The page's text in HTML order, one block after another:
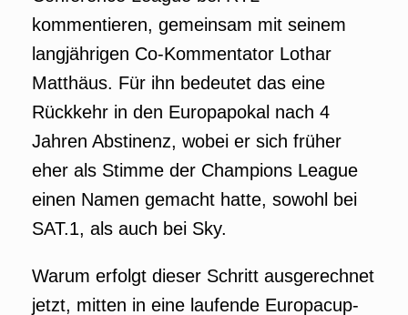
kommentieren, gemeinsam mit seinem
langjährigen Co-Kommentator Lothar
Matthäus. Für ihn bedeutet das eine
Rückkehr in den Europapokal nach 4
Jahren Abstinenz, wobei er sich früher
eher als Stimme der Champions League
einen Namen gemacht hatte, sowohl bei
SAT.1, als auch bei Sky.
Warum erfolgt dieser Schritt ausgerechnet
jetzt, mitten in eine laufende Europacup-